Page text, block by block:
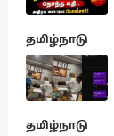
தமிழ்நாடு
தமிழ்நாடு